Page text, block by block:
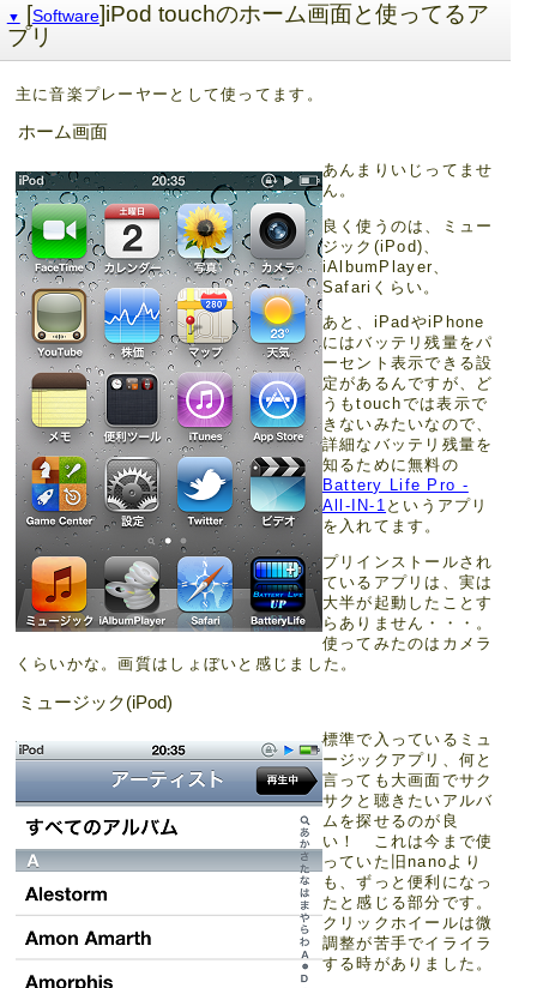
▼ [Software]iPod touchのホーム画面と使ってるア
プリ
主に音楽プレーヤーとして使ってます。
ホーム画面
あんまりいじってませ
ん。
良く使うのは、ミュー
ジック(iPod)、
iAlbumPlayer、
Safariくらい。
あと、iPadやiPhone
にはバッテリ残量をパ
ーセント表示できる設
定があるんですが、ど
うもtouchでは表示で
きないみたいなので、
詳細なバッテリ残量を
知るために無料の
Battery Life Pro -
All-IN-1 というアプリ
を入れてます。
プリインストールされ
ているアプリは、実は
大半が起動したことす
らありません・・・。
使ってみたのはカメラ
くらいかな。画質はしょぼいと感じました。
ミュージック(iPod)
標準で入っているミュ
ージックアプリ、何と
言っても大画面でサク
サクと聴きたいアルバ
ムを探せるのが良
い！ これは今まで使
っていた旧nanoより
も、ずっと便利になっ
たと感じる部分です。
クリックホイールは微
調整が苦手でイライラ
する時がありました。